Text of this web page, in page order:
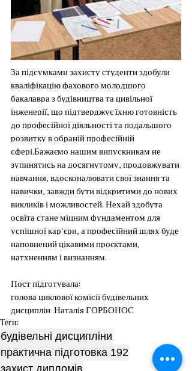
За підсумками захисту студенти здобули
кваліфікацію фахового молодшого
бакалавра з будівництва та цивільної
інженерії, що підтверджує їхню готовність
до професійної діяльності та подальшого
розвитку в обраній професійній
сфері.Бажаємо нашим випускникам не
зупинятись на досягнутому, продовжувати
навчання, вдосконалювати свої знання та
навички, завжди бути відкритими до нових
викликів і можливостей. Нехай здобута
освіта стане міцним фундаментом для
успішної кар’єри, а професійний шлях буде
наповнений цікавими проєктами,
натхненням і визнанням.
Пост підготувала:
голова циклової комісії будівельних
дисциплін  Наталія ГОРБОНОС
Теги:
будівельні дисципліни
практична підготовка 192
захист дипломів